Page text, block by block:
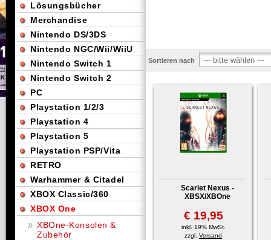
Sortieren nach
Scarlet Nexus -
XBSX/XBOne
€ 19,95
inkl. 19% MwSt.
zzgl. Versand
Lösungsbücher
Merchandise
Nintendo DS/3DS
Nintendo NGC/Wii/WiiU
Nintendo Switch 1
Nintendo Switch 2
PC
Playstation 1/2/3
Playstation 4
Playstation 5
Playstation PSP/Vita
RETRO
Warhammer & Citadel
XBOX Classic/360
XBOX One
XBOne-Konsolen &
Zubehör